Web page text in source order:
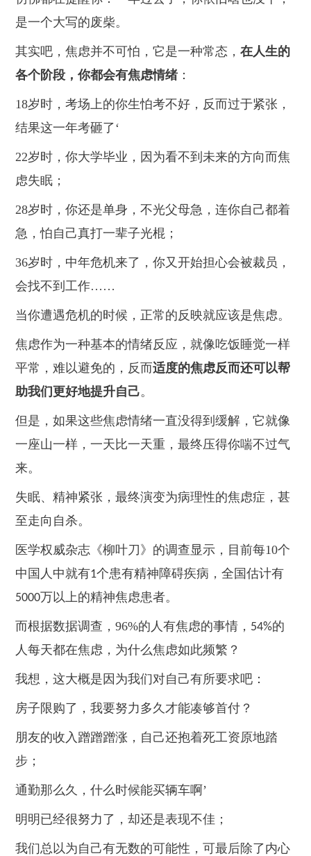
是一个大写的废柴。
其实吧，焦虑并不可怕，它是一种常态，在人生的
各个阶段，你都会有焦虑情绪 ：
18岁时，考场上的你生怕考不好，反而过于紧张，
结果这一年考砸了‘
22岁时，你大学毕业，因为看不到未来的方向而焦
虑失眠；
28岁时，你还是单身，不光父母急，连你自己都着
急，怕自己真打一辈子光棍；
36岁时，中年危机来了，你又开始担心会被裁员，
会找不到工作……
当你遭遇危机的时候，正常的反映就应该是焦虑。
焦虑作为一种基本的情绪反应，就像吃饭睡觉一样
平常，难以避免的，反而适度的焦虑反而还可以帮
助我们更好地提升自己。
但是，如果这些焦虑情绪一直没得到缓解，它就像
一座山一样，一天比一天重，最终压得你喘不过气
来。
失眠、精神紧张，最终演变为病理性的焦虑症，甚
至走向自杀。
医学权威杂志《柳叶刀》的调查显示，目前每10个
中国人中就有1个患有精神障碍疾病，全国估计有
5000万以上的精神焦虑患者。
而根据数据调查，96%的人有焦虑的事情， 54%的
人每天都在焦虑，为什么焦虑如此频繁？
我想，这大概是因为我们对自己有所要求吧：
房子限购了，我要努力多久才能凑够首付？
朋友的收入蹭蹭蹭涨，自己还抱着死工资原地踏
步；
通勤那么久，什么时候能买辆车啊 ’
明明已经很努力了，却还是表现不佳；
我们总以为自己有无数的可能性，可最后除了内心